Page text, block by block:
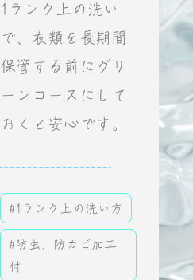
1ランク上の洗い
で、衣類を長期間
保管する前にグリ
ーンコースにして
おくと安心です。
#1ランク上の洗い方
#防虫、防カビ加工
付